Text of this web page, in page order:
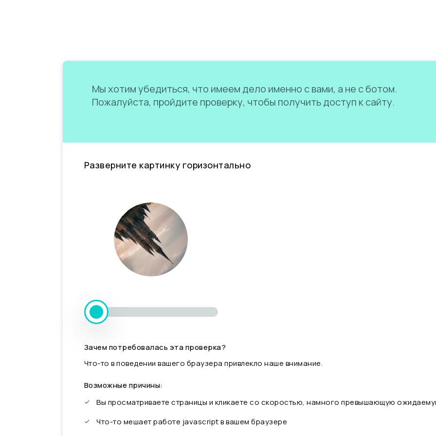
Мы хотим убедиться, что имеем дело именно с вами, а не с ботом.
Пожалуйста, пройдите проверку, чтобы получить доступ к сайту.
Разверните картинку горизонтально
Зачем потребовалась эта проверка?
Что-то в поведении вашего браузера привлекло наше внимание.
Возможные причины:
Вы просматриваете страницы и кликаете со скоростью, намного превышающую
Что-то мешает работе javascript в вашем браузере